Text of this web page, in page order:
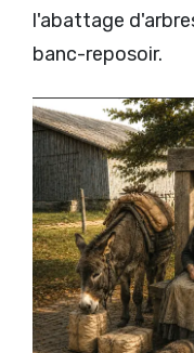
l'abattage
banc-reposoir.